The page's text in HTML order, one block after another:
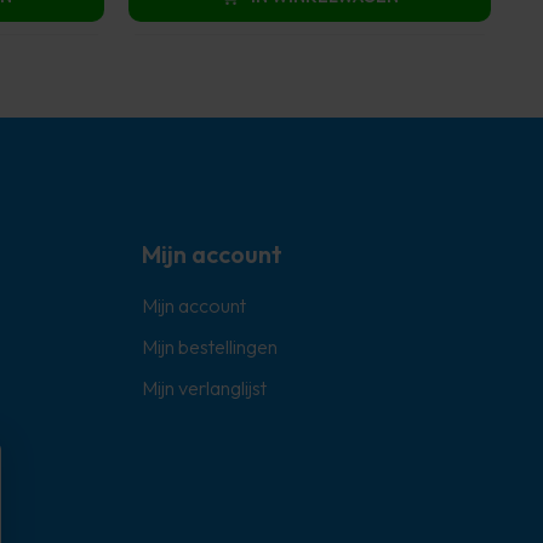
Mijn account
Mijn account
Mijn bestellingen
Mijn verlanglijst